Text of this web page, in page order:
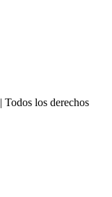
|Todos los derechos